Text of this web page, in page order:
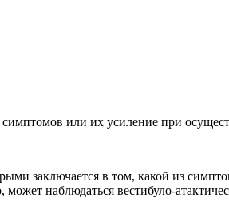
симптомов или их усиление при
заключается в том, какой из
наблюдаться вестибуло-